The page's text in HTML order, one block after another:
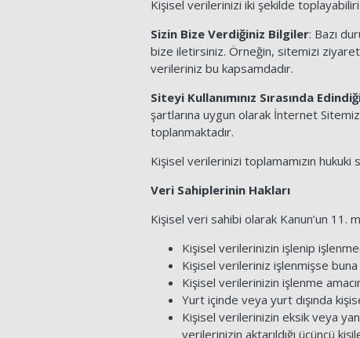
Kişisel verilerinizi iki şekilde
Sizin Bize Verdiğiniz Bilgiler: Bazı
bize iletirsiniz. Örneğin, sitemizi
verileriniz bu kapsamdadır.
Siteyi Kullanımınız Sırasında
şartlarına uygun olarak İnternet
toplanmaktadır.
Kişisel verilerinizi toplamamızın
Veri Sahiplerinin Hakları
Kişisel veri sahibi olarak Kanun’un 11.
Kişisel verilerinizin işlenip
Kişisel verileriniz işlenmişse
Kişisel verilerinizin işlenme
Yurt içinde veya yurt dışında
Kişisel verilerinizin eksik veya
verilerinizin aktarıldığı üçüncü